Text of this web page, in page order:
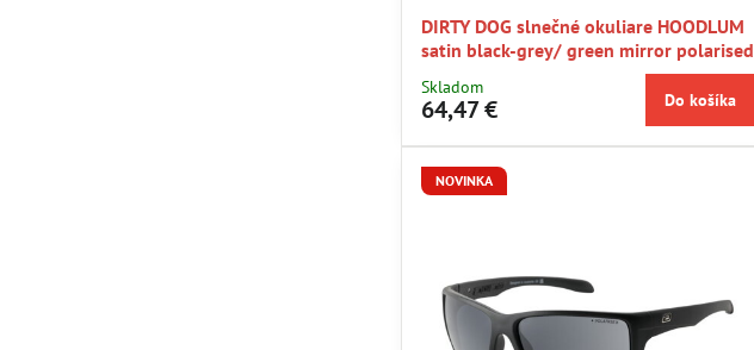
DIRTY DOG slnečné okuliare HOODLUM
satin black-grey/ green mirror polarised
Skladom
64,47 € Do košíka
NOVINKA